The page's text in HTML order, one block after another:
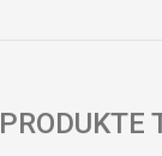
PRODUKTE